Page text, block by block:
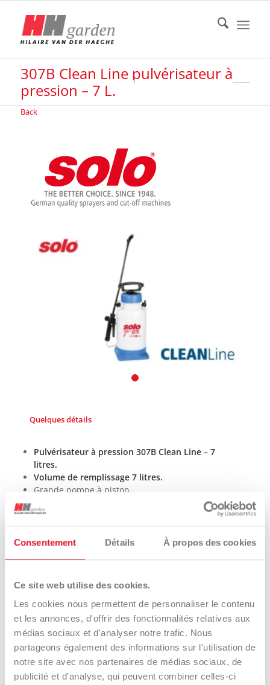
Consentement Détails À propos des cookies
Ce site web utilise des cookies.
Les cookies nous permettent de personnaliser le contenu
et les annonces, d'offrir des fonctionnalités relatives aux
médias sociaux et d'analyser notre trafic. Nous
partageons également des informations sur l'utilisation de
notre site avec nos partenaires de médias sociaux, de
publicité et d'analyse, qui peuvent combiner celles-ci
307B Clean Line pulvérisateur à
pression – 7 L.
Back
Quelques détails
Pulvérisateur à pression 307B Clean Line – 7
litres.
Volume de remplissage 7 litres.
Grande pompe à piston.
Joints en matière EPDM, résistant aux produits
basiques (pH7 à pH14).
Lance 50 cm.
INTERACTIONS
Trouver un distributeur Demander conseil